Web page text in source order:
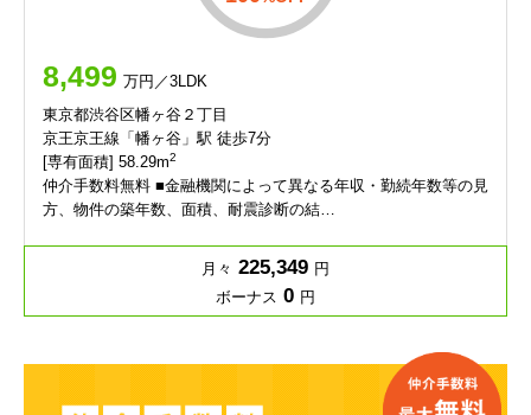
8,499 万円／3LDK
東京都渋谷区幡ヶ谷２丁目
京王京王線「幡ヶ谷」駅 徒歩7分
[専有面積] 58.29m2
仲介手数料無料 ■金融機関によって異なる年収・勤続年数等の見
方、物件の築年数、面積、耐震診断の結…
月々 225,349 円
ボーナス 0 円